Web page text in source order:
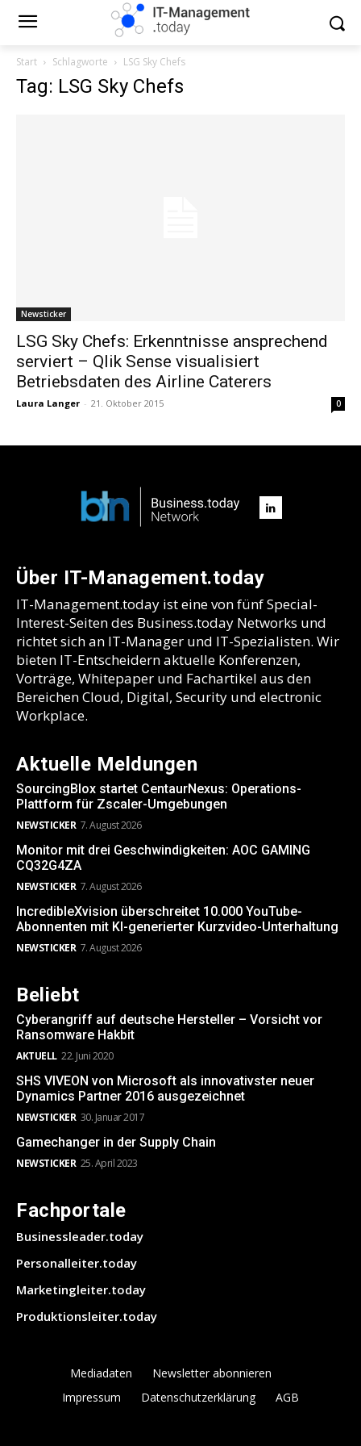
Start Schlagworte LSG Sky Chefs
Tag: LSG Sky Chefs
Newsticker
LSG Sky Chefs: Erkenntnisse ansprechend
serviert – Qlik Sense visualisiert
Betriebsdaten des Airline Caterers
Laura Langer - 21. Oktober 2015 0
Über IT-Management.today
IT-Management.today ist eine von fünf Special-
Interest-Seiten des Business.today Networks und
richtet sich an IT-Manager und IT-Spezialisten. Wir
bieten IT-Entscheidern aktuelle Konferenzen,
Vorträge, Whitepaper und Fachartikel aus den
Bereichen Cloud, Digital, Security und electronic
Workplace.
Aktuelle Meldungen
SourcingBlox startet CentaurNexus: Operations-
Plattform für Zscaler-Umgebungen
NEWSTICKER 7. August 2026
Monitor mit drei Geschwindigkeiten: AOC GAMING
CQ32G4ZA
NEWSTICKER 7. August 2026
IncredibleXvision überschreitet 10.000 YouTube-
Abonnenten mit KI-generierter Kurzvideo-Unterhaltung
NEWSTICKER 7. August 2026
Beliebt
Cyberangriff auf deutsche Hersteller – Vorsicht vor
Ransomware Hakbit
AKTUELL 22. Juni 2020
SHS VIVEON von Microsoft als innovativster neuer
Dynamics Partner 2016 ausgezeichnet
NEWSTICKER 30. Januar 2017
Gamechanger in der Supply Chain
NEWSTICKER 25. April 2023
Fachportale
Businessleader.today
Personalleiter.today
Marketingleiter.today
Produktionsleiter.today
Mediadaten
Newsletter abonnieren
Impressum
Datenschutzerklärung AGB